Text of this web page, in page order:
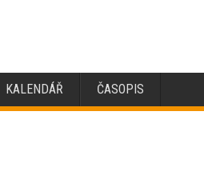
KALENDÁŘ ČASOPIS